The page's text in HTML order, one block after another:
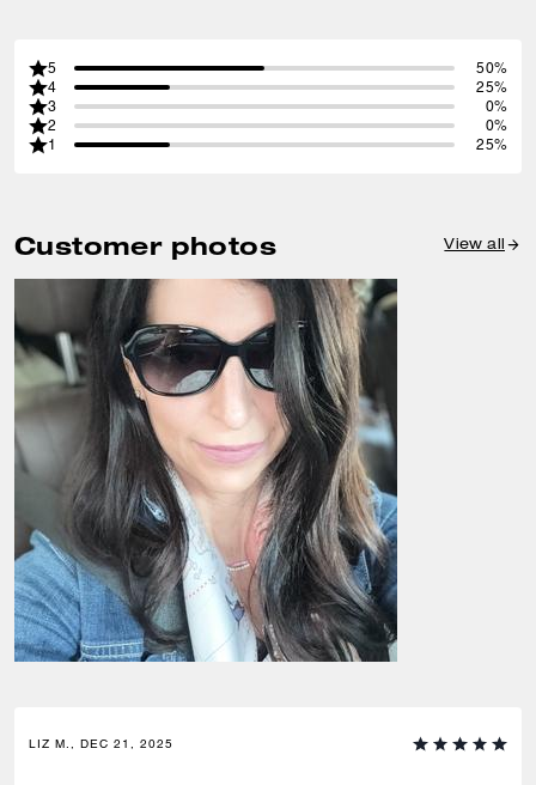
5
50%
4
25%
3
0%
2
0%
1
25%
Customer photos View all
LIZ M., DEC 21, 2025